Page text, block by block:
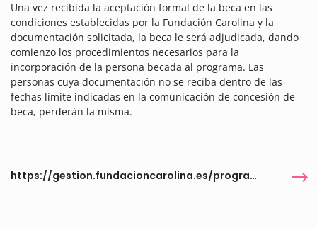
Una vez recibida la aceptación formal de la beca en las
condiciones establecidas por la Fundación Carolina y la
documentación solicitada, la beca le será adjudicada, dando
comienzo los procedimientos necesarios para la
incorporación de la persona becada al programa. Las
personas cuya documentación no se reciba dentro de las
fechas límite indicadas en la comunicación de concesión de
beca, perderán la misma.
https://gestion.fundacioncarolina.es/programas/6566